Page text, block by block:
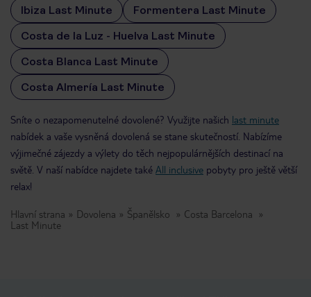
Ibiza Last Minute
Formentera Last Minute
Costa de la Luz - Huelva Last Minute
Costa Blanca Last Minute
Costa Almería Last Minute
Sníte o nezapomenutelné dovolené? Využijte našich last minute
nabídek a vaše vysněná dovolená se stane skutečností. Nabízíme
výjimečné zájezdy a výlety do těch nejpopulárnějších destinací na
světě. V naší nabídce najdete také All inclusive pobyty pro ještě větší
relax!
Hlavní strana Dovolena Španělsko
Costa Barcelona
Last Minute